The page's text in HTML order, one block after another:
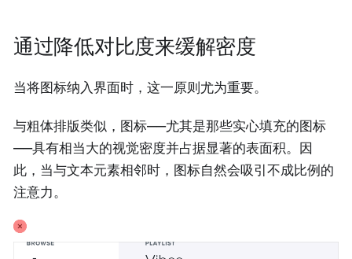
通过降低对比度来缓解密度
当将图标纳入界面时，这一原则尤为重要。
与粗体排版类似，图标——尤其是那些实心填充的图标
——具有相当大的视觉密度并占据显著的表面积。因
此，当与文本元素相邻时，图标自然会吸引不成比例的
注意力。